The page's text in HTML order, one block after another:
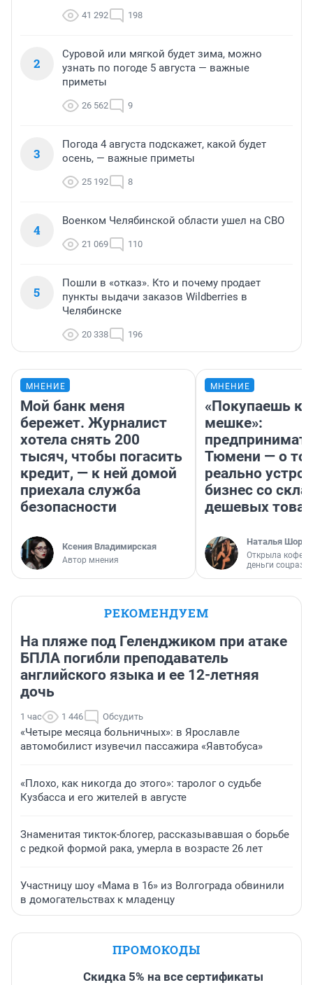
41 292 198
2
Суровой или мягкой будет зима, можно
узнать по погоде 5 августа — важные
приметы
26 562 9
3
Погода 4 августа подскажет, какой будет
осень, — важные приметы
25 192 8
4
Военком Челябинской области ушел на СВО
21 069 110
5
Пошли в «отказ». Кто и почему продает
пункты выдачи заказов Wildberries в
Челябинске
20 338 196
МНЕНИЕ
Мой банк меня
бережет. Журналист
хотела снять 200
тысяч, чтобы погасить
кредит, — к ней домой
приехала служба
безопасности
Ксения Владимирская
Автор мнения
МНЕНИЕ
«Покупаешь
мешке»:
Тюмени — о
реально
бизнес со
дешевых
Наталья
Открыла
деньги
РЕКОМЕНДУЕМ
На пляже под Геленджиком при атаке
БПЛА погибли преподаватель
английского языка и ее 12-летняя
дочь
1 час 1 446 Обсудить
«Четыре месяца больничных»: в Ярославле
автомобилист изувечил пассажира «Яавтобуса»
«Плохо, как никогда до этого»: таролог о судьбе
Кузбасса и его жителей в августе
Знаменитая тикток-блогер, рассказывавшая о борьбе
с редкой формой рака, умерла в возрасте 26 лет
Участницу шоу «Мама в 16» из Волгограда обвинили
в домогательствах к младенцу
ПРОМОКОДЫ
Скидка 5% на все сертификаты